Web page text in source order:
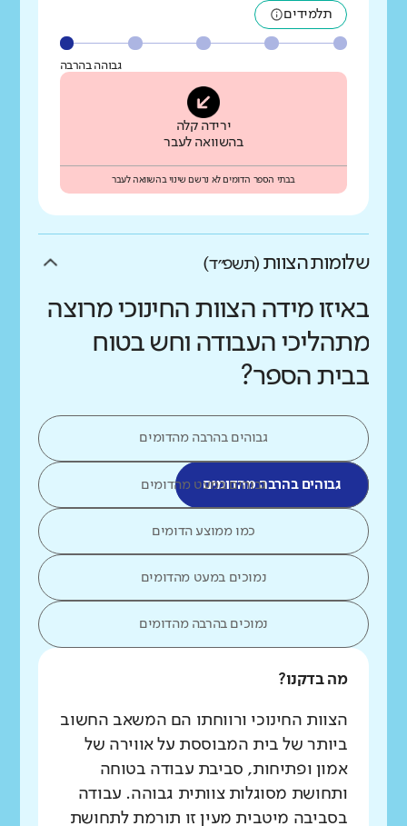
תלמידים
גבוהה בהרבה
ירידה קלה
בהשוואה לעבר
בבתי הספר הדומים לא נרשם שינוי בהשוואה לעבר
שלומות הצוות (תשפ״ד)
באיזו מידה הצוות החינוכי מרוצה
מתהליכי העבודה וחש בטוח
בבית הספר?
גבוהים בהרבה מהדומים
גבוהים בהרבה מהדומיםגבוהים במעט מהדומים
כמו ממוצע הדומים
נמוכים במעט מהדומים
נמוכים בהרבה מהדומים
מה בדקנו?
הצוות החינוכי ורווחתו הם המשאב החשוב
ביותר של בית המבוססת על אווירה של
אמון ופתיחות, סביבת עבודה בטוחה
ותחושת מסוגלות צוותית גבוהה. עבודה
בסביבה מיטבית מעין זו תורמת לתחושת